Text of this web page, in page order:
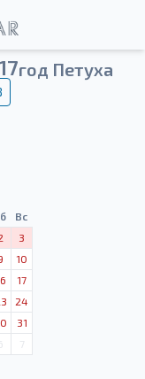
год Петуха
Вс
3
10
17
24
31
7